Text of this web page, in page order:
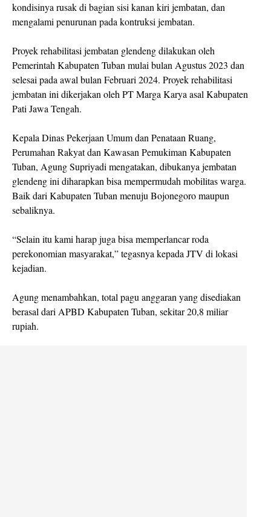
kondisinya rusak di bagian sisi kanan kiri jembatan, dan
mengalami penurunan pada kontruksi jembatan.
Proyek rehabilitasi jembatan glendeng dilakukan oleh
Pemerintah Kabupaten Tuban mulai bulan Agustus 2023 dan
selesai pada awal bulan Februari 2024. Proyek rehabilitasi
jembatan ini dikerjakan oleh PT Marga Karya asal Kabupaten
Pati Jawa Tengah.
Kepala Dinas Pekerjaan Umum dan Penataan Ruang,
Perumahan Rakyat dan Kawasan Pemukiman Kabupaten
Tuban, Agung Supriyadi mengatakan, dibukanya jembatan
glendeng ini diharapkan bisa mempermudah mobilitas warga.
Baik dari Kabupaten Tuban menuju Bojonegoro maupun
sebaliknya.
“Selain itu kami harap juga bisa memperlancar roda
perekonomian masyarakat,” tegasnya kepada JTV di lokasi
kejadian.
Agung menambahkan, total pagu anggaran yang disediakan
berasal dari APBD Kabupaten Tuban, sekitar 20,8 miliar
rupiah.